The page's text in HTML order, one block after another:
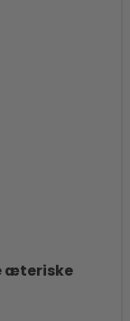
æteriske